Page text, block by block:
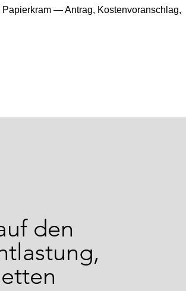
— Antrag, Kostenvoranschlag,
den